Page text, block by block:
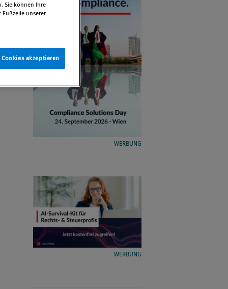
WERBUNG
WERBUNG
Sie können Ihre
Fußzeile unserer
Cookies akzeptieren